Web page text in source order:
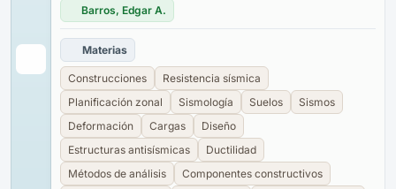
Barros, Edgar A.
Materias
Construcciones
Resistencia sísmica
Planificación zonal
Sismología Suelos
Sismos
Deformación
Cargas
Diseño
Estructuras antisísmicas
Ductilidad
Métodos de análisis
Componentes constructivos